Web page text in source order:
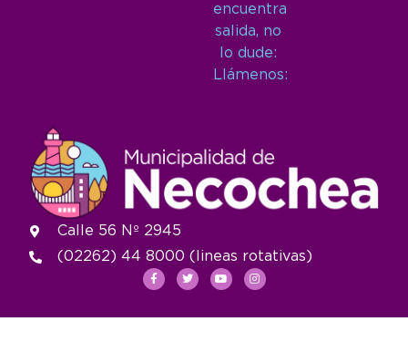
encuentra
salida, no
lo dude:
Llámenos:
Calle 56 Nº 2945
(02262) 44 8000 (lineas rotativas)